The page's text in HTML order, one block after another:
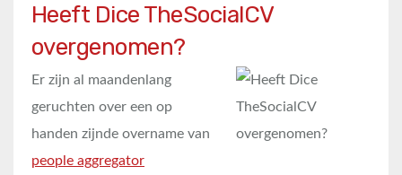
Heeft Dice TheSocialCV
overgenomen?
Er zijn al maandenlang
geruchten over een op
handen zijnde overname van
people aggregator